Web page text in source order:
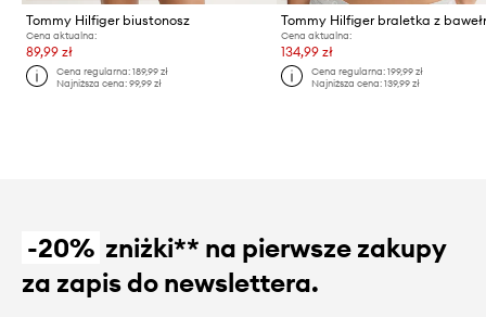
Tommy Hilfiger biustonosz
Cena aktualna:
89,99 zł
Cena regularna:189,99 zł
Najniższa cena:99,99 zł
Tommy Hilfiger braletka z
Cena aktualna:
134,99 zł
Cena regularna: 199,99 zł
Najniższa cena: 139,99 zł
-20% zniżki** na pierwsze zakupy
za zapis do newslettera.